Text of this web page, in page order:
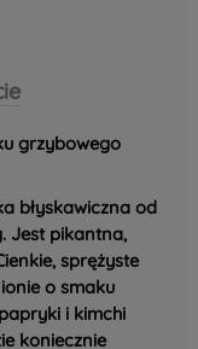
grzybowego
błyskawiczna od
Jest pikantna,
sprężyste
o smaku
i kimchi
koniecznie